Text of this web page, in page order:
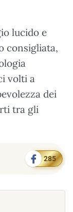
lucido e
consigliata,
volti a
dei
tra gli
285